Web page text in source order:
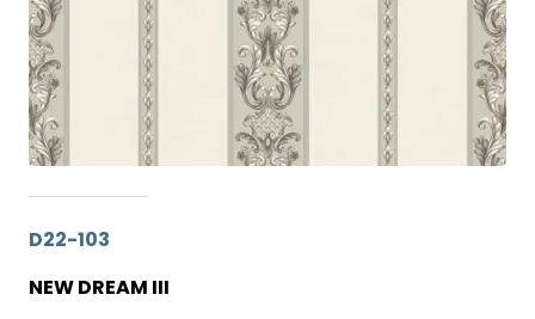
D22-103
NEW DREAM III